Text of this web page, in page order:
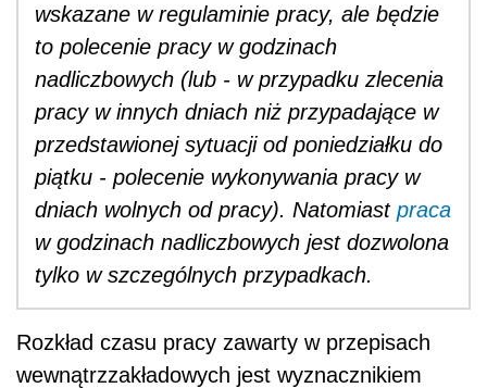
wskazane w regulaminie pracy, ale będzie
to polecenie pracy w godzinach
nadliczbowych (lub - w przypadku zlecenia
pracy w innych dniach niż przypadające w
przedstawionej sytuacji od poniedziałku do
piątku - polecenie wykonywania pracy w
dniach wolnych od pracy). Natomiast praca
w godzinach nadliczbowych jest dozwolona
tylko w szczególnych przypadkach.
Rozkład czasu pracy zawarty w przepisach
wewnątrzzakładowych jest wyznacznikiem